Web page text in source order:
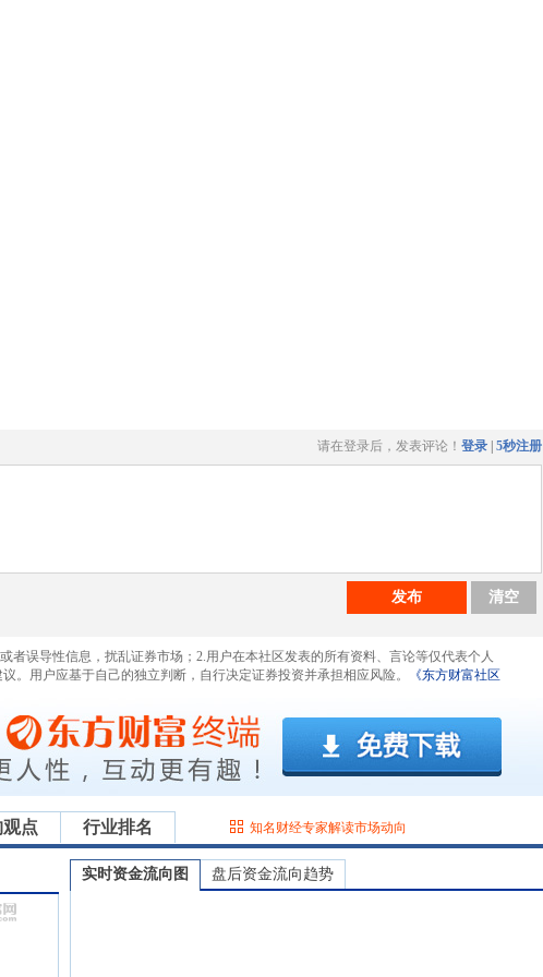
请在登录后，发表评论！ 登录 5秒注册
发布 清空
者误导性信息，扰乱证券市场；2.用户在本社区发表的所有资料、言论等仅代表个人
。用户应基于自己的独立判断，自行决定证券投资并承担相应风险。
《东方财富社区
点 行业排名 知名财经专家解读市场动向
实时资金流向图 盘后资金流向趋势